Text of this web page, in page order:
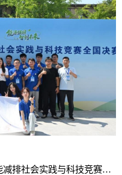
昆工学子在第十九届全国大学生节能减排社会实践与科技竞赛中喜获佳绩